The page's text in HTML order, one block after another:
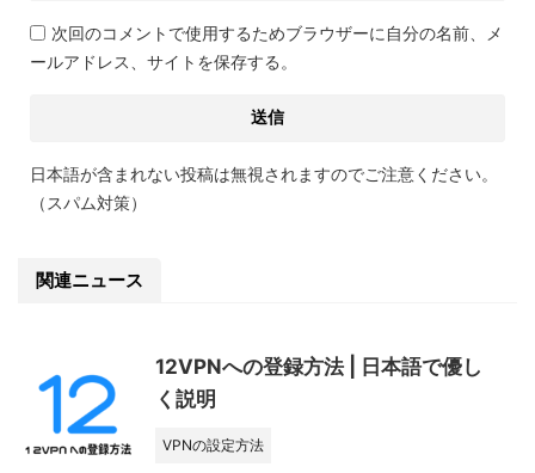
次回のコメントで使用するためブラウザーに自分の名前、メ
ールアドレス、サイトを保存する。
日本語が含まれない投稿は無視されますのでご注意ください。
（スパム対策）
関連ニュース
12VPNへの登録方法 | 日本語で優し
く説明
VPNの設定方法